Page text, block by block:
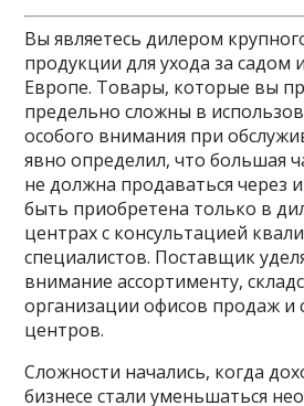
Вы являетесь дилером
продукции для ухода за садом
Европе. Товары, которые вы
предельно сложны в
особого внимания при
явно определил, что большая
не должна продаваться через
быть приобретена только в
центрах с консультацией
специалистов. Поставщик
внимание ассортименту,
организации офисов продаж и
центров.
Сложности начались, когда
бизнесе стали уменьшаться